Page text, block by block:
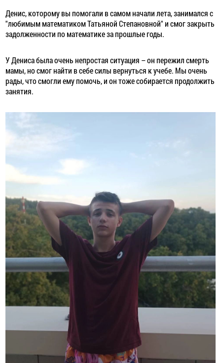
Денис, которому вы помогали в самом начали лета, занимался с
"любимым математиком Татьяной Степановной" и смог закрыть
задолженности по математике за прошлые годы.
У Дениса была очень непростая ситуация – он пережил смерть
мамы, но смог найти в себе силы вернуться к учебе. Мы очень
рады, что смогли ему помочь, и он тоже собирается продолжить
занятия.